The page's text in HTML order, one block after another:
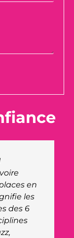
à nous
un
nous a
était très